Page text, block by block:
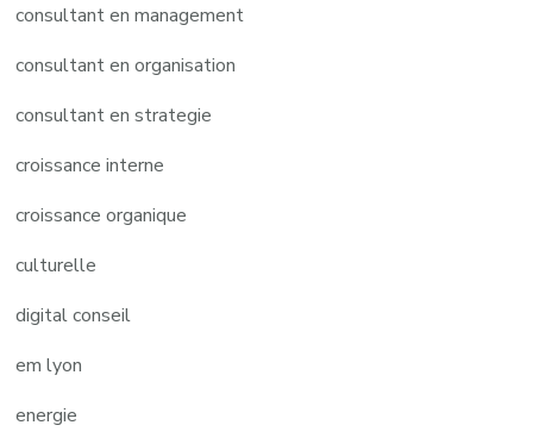
consultant en management
consultant en organisation
consultant en strategie
croissance interne
croissance organique
culturelle
digital conseil
em lyon
energie